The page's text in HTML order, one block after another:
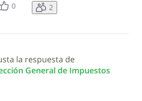
0 2
la respuesta de
General de Impuestos